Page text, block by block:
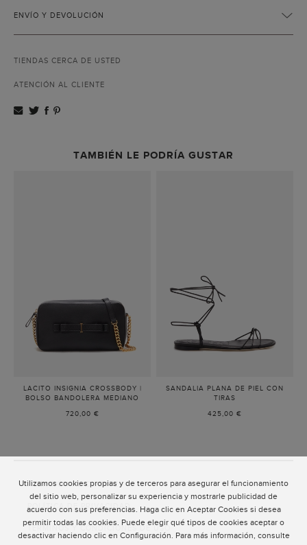
Utilizamos cookies propias y de terceros para asegurar el funcionamiento
del sitio web, personalizar su experiencia y mostrarle publicidad de
acuerdo con sus preferencias. Haga clic en Aceptar Cookies si desea
permitir todas las cookies. Puede elegir qué tipos de cookies aceptar o
desactivar haciendo clic en Configuración. Para más información, consulte
ENVÍO Y DEVOLUCIÓN
TIENDAS CERCA DE USTED
ATENCIÓN AL CLIENTE
TAMBIÉN LE PODRÍA GUSTAR
LACITO INSIGNIA CROSSBODY |
BOLSO BANDOLERA MEDIANO
720,00 €
SANDALIA PLANA DE PIEL CON
TIRAS
425,00 €
ATENCIÓN AL CLIENTE
POLÍTICA DE PRIVACIDAD
TÉRMINOS Y CONDICIONES DE USO